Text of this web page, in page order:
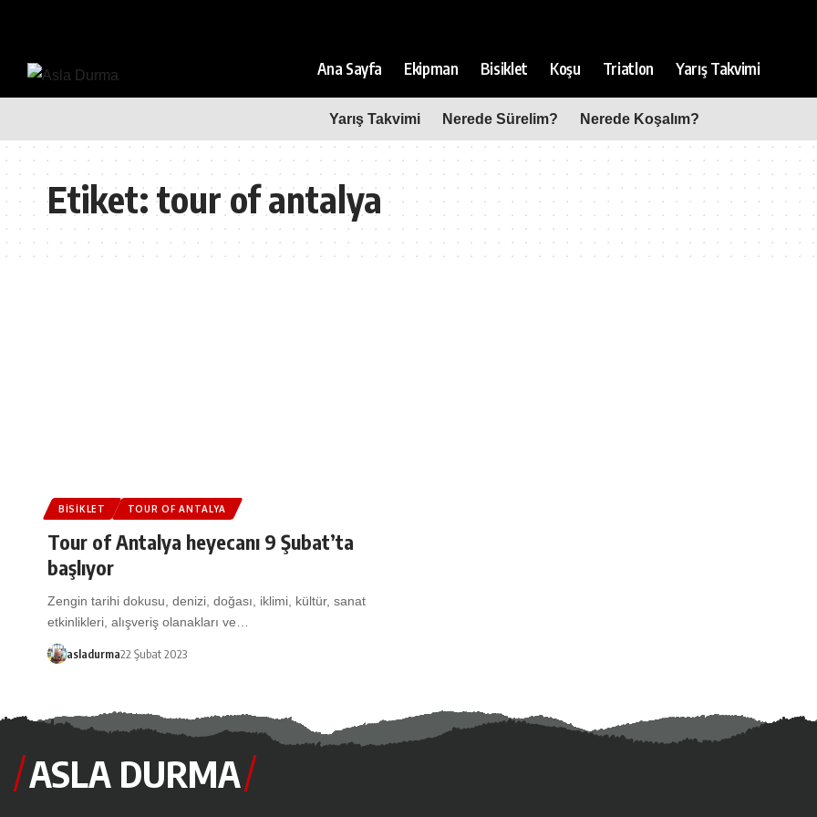
Ana Sayfa Ekipman Bisiklet Koşu Triatlon Yarış Takvimi
Yarış Takvimi Nerede Sürelim? Nerede Koşalım?
Etiket:tour of antalya
BISIKLET TOUR OF ANTALYA
Tour of Antalya heyecanı 9 Şubat’ta
başlıyor
Zengin tarihi dokusu, denizi, doğası, iklimi, kültür, sanat
etkinlikleri, alışveriş olanakları ve…
asladurma22 Şubat 2023
ASLA DURMA